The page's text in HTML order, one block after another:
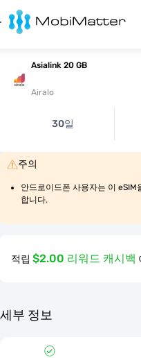
Asialink 20 GB
Airalo
30일
주의
안드로이드폰 사용자는 이
합니다.
적립 $2.00 리워드 캐시백
세부 정보